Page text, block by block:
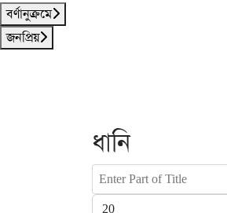
বর্ণানুক্রমে
জনপ্রিয়
ধানি
Enter Part of Title
Display #